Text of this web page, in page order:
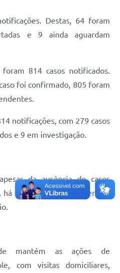
Destas, 64 foram
e 9 ainda aguardam
814 casos notificados.
foi confirmado, 805 foram
notificações, com 279 casos
e 9 em investigação.
da ausência de casos
circulação ativa de Dengue
mantém as ações de
com visitas domiciliares,